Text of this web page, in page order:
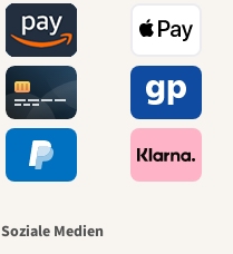
Soziale Medien